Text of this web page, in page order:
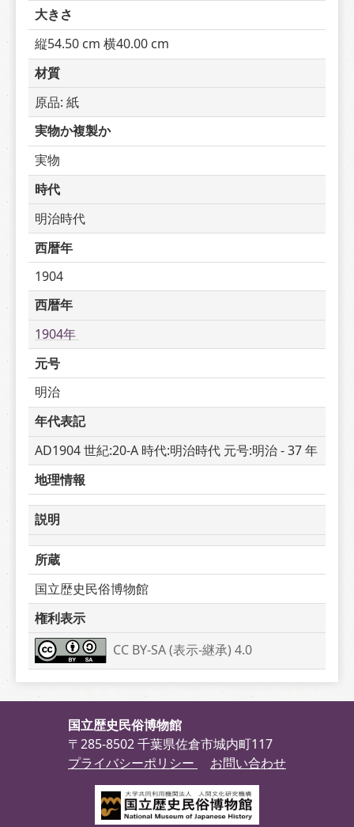
大きさ
縦54.50 cm 横40.00 cm
材質
原品: 紙
実物か複製か
実物
時代
明治時代
西暦年
1904
西暦年
1904年
元号
明治
年代表記
AD1904 世紀:20-A 時代:明治時代 元号:明治 - 37 年
地理情報
説明
所蔵
国立歴史民俗博物館
権利表示
CC BY-SA (表示-継承) 4.0
国立歴史民俗博物館
〒285-8502 千葉県佐倉市城内町117
プライバシーポリシー
お問い合わせ